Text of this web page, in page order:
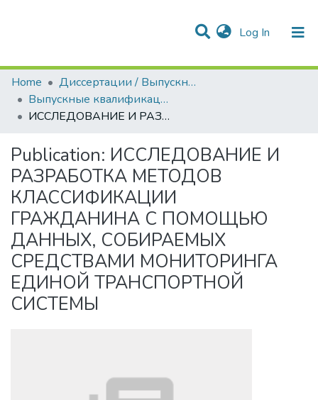
Log In (current)
Communities & Collections
Statistics
All of DSpace
Home
Диссертации / Выпускные квалификационные работы
Выпускные квалификационные работы
ИССЛЕДОВАНИЕ И РАЗРАБОТКА МЕТОДОВ КЛАССИФИКАЦИИ ГРАЖДАНИНА С ПОМОЩЬЮ ДАННЫХ, СОБИРАЕМЫХ СРЕДСТВАМИ МОНИТОРИНГА ЕДИНОЙ ТРАНСПОРТНОЙ СИСТЕМЫ
Publication: ИССЛЕДОВАНИЕ И
РАЗРАБОТКА МЕТОДОВ
КЛАССИФИКАЦИИ
ГРАЖДАНИНА С ПОМОЩЬЮ
ДАННЫХ, СОБИРАЕМЫХ
СРЕДСТВАМИ МОНИТОРИНГА
ЕДИНОЙ ТРАНСПОРТНОЙ
СИСТЕМЫ